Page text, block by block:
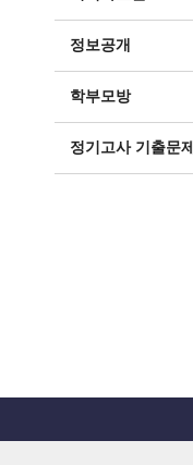
정보공개
학부모방
정기고사 기출문제